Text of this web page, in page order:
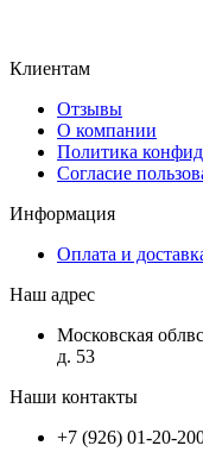
Клиентам
Отзывы
О компании
Политика
Согласие
Информация
Оплата и
Наш адрес
Московская
д. 53
Наши контакты
+7 (926) 01-20-